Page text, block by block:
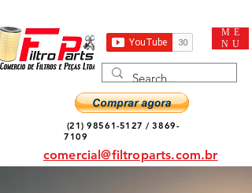
ME
NU
(21) 98561-5127 /3869-
7109
comercial@filtroparts.com.br